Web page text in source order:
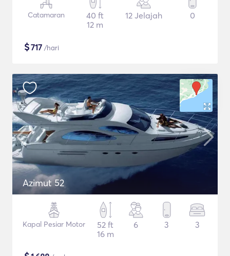
Catamaran
40 ft
12 m
12 Jelajah 0
$717 /hari
Azimut 52
Kapal Pesiar Motor
52 ft
16 m
6 3 3